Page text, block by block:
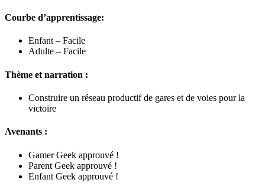
Courbe d’apprentissage:
Enfant – Facile
Adulte – Facile
Thème et narration :
Construire un réseau productif de gares et de voies pour la
victoire
Avenants :
Gamer Geek approuvé !
Parent Geek approuvé !
Enfant Geek approuvé !